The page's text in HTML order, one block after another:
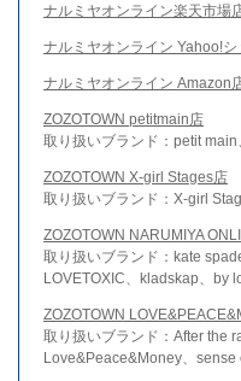
ナルミヤオンライン楽天市場
ナルミヤオンライン Yahoo!
ナルミヤオンライン Amazon
ZOZOTOWN petitmain店
取り扱いブランド：petit
ZOZOTOWN X-girl Stages店
取り扱いブランド：X-girl
ZOZOTOWN NARUMIYA
取り扱いブランド：kate
LOVETOXIC、kladskap、by
ZOZOTOWN
取り扱いブランド：After the
Love&Peace&Money、sense